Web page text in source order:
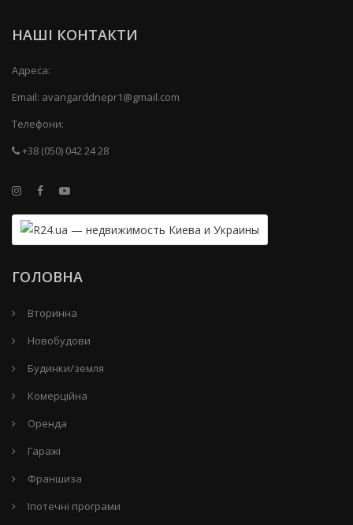
НАШІ КОНТАКТИ
Адреса:
Email: avangarddnepr1@gmail.com
Телефони:
+38 (050) 042 24 28
ГОЛОВНА
Вторинна
Новобудови
Будинки/земля
Комерційна
Оренда
Гаражі
Франшиза
Іпотечні програми